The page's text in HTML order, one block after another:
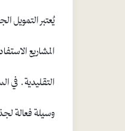
يُعتبر
المشاريع
التقليدية.
وسيلة فعالة